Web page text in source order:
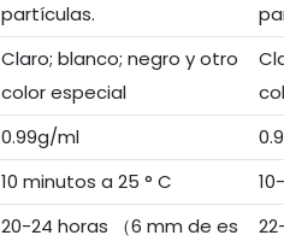
partículas.
Claro; blanco; negro y otro
color especial
0.99g/ml
10 minutos a 25 ° C
20-24 horas （6 mm de es